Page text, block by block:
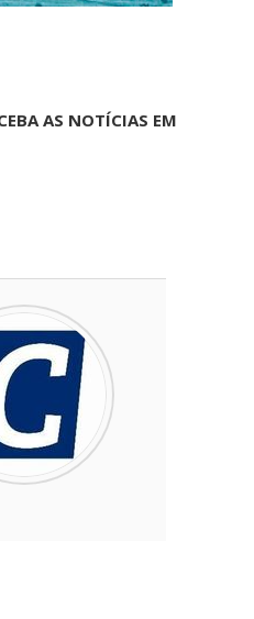
AS NOTÍCIAS EM